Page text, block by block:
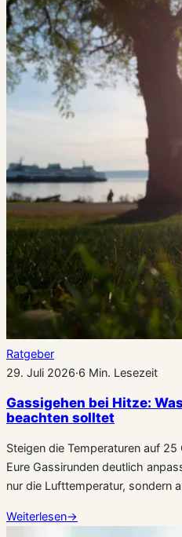
Ratgeber
29. Juli 2026·6 Min. Lesezeit
Gassigehen bei Hitze:
beachten solltet
Steigen die Temperaturen auf
Eure Gassirunden deutlich
nur die Lufttemperatur, sondern
Weiterlesen→